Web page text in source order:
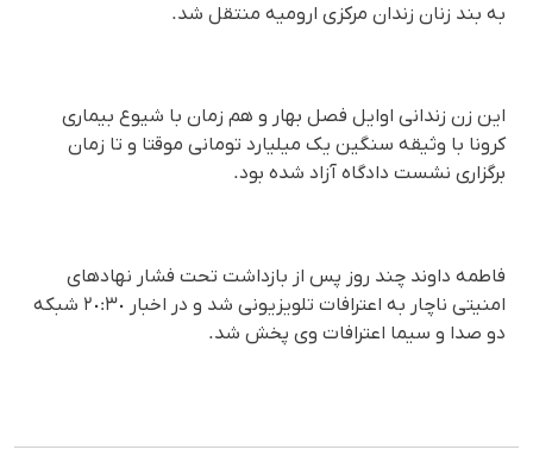
بە بند زنان زندان مرکزی ارومیە منتقل شد.
این زن زندانی اوایل فصل بهار و هم زمان با شیوع بیماری
کرونا با وثیقە سنگین یک میلیارد تومانی موقتا و تا زمان
برگزاری نشست دادگاه آزاد شدە بود.
فاطمە داوند چند روز پس از بازداشت تحت فشار نهادهای
امنیتی ناچار بە اعترافات تلویزیونی شد و در اخبار ٢٠:٣٠ شبکە
دو صدا و سیما اعترافات وی پخش شد.